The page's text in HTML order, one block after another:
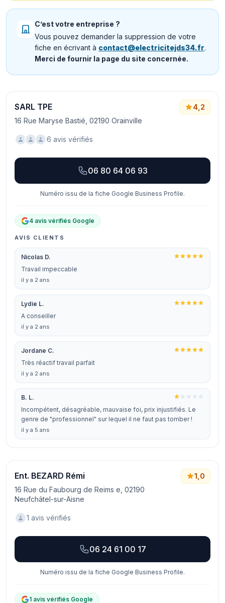
C’est votre entreprise ?
Vous pouvez demander la suppression de votre
fiche en écrivant à contact@electricitejds34.fr.
Merci de fournir la page du site concernée.
SARL TPE
16 Rue Maryse Bastié, 02190 Orainville
4,2
6 avis vérifiés
06 80 64 06 93
Numéro issu de la fiche Google Business Profile.
4 avis vérifiés Google
AVIS CLIENTS
Nicolas D.
Travail impeccable
il y a 2 ans
Lydie L.
A conseiller
il y a 2 ans
Jordane C.
Très réactif travail parfait
il y a 2 ans
B. L.
Incompétent, désagréable, mauvaise foi, prix injustifiés. Le
genre de "professionnel" sur lequel il ne faut pas tomber !
il y a 5 ans
Ent. BEZARD Rémi
16 Rue du Faubourg de Reims e, 02190
Neufchâtel-sur-Aisne
1,0
1 avis vérifiés
06 24 61 00 17
Numéro issu de la fiche Google Business Profile.
1 avis vérifiés Google